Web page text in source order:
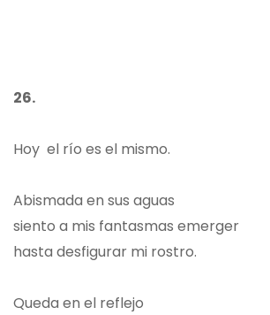
26.
Hoy el río es el mismo.
Abismada en sus aguas
siento a mis fantasmas emerger
hasta desfigurar mi rostro.
Queda en el reflejo